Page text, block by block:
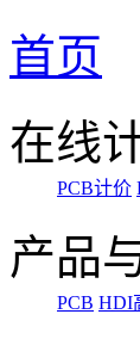
首页
在线
PCB计价
产品
PCB HDI